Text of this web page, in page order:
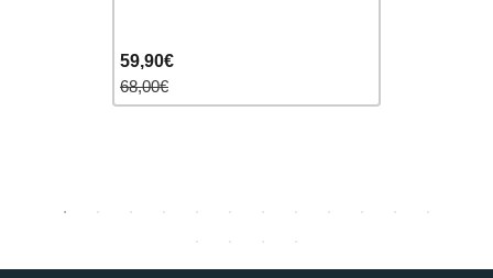
59,90€
68,00€